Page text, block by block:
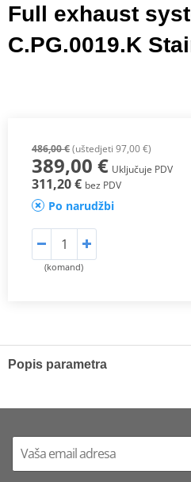
Full exhaust
C.PG.0019.K
486,00 €(uštedjeti 97,00 €)
389,00 € Uključuje PDV
311,20 € bez PDV
Po narudžbi
(komand)
Popis parametra
HOMOLOGATION /
APPROVAL